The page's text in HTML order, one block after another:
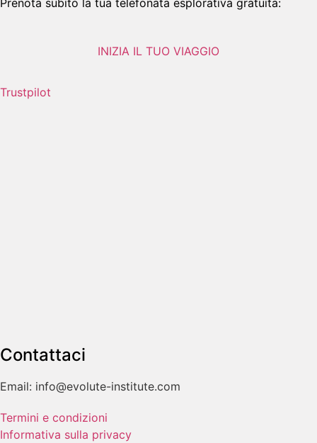
INIZIA IL TUO VIAGGIO
Trustpilot
Contattaci
Email: info@evolute-institute.com
Termini e condizioni
Informativa sulla privacy